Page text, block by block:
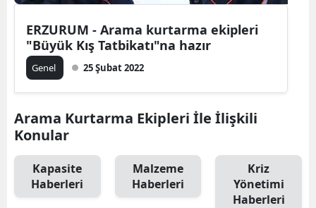
Kocaeli
Konya
ERZURUM - Arama kurtarma ekipleri
"Büyük Kış Tatbikatı"na hazır
Genel 25 Şubat 2022
Arama Kurtarma Ekipleri İle İlişkili
Konular
Kapasite
Haberleri
Malzeme
Haberleri
Kriz
Yönetimi
Haberleri